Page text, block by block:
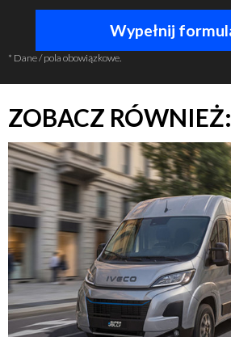
* Dane / pola obowiązkowe.
ZOBACZ RÓWNIEŻ: